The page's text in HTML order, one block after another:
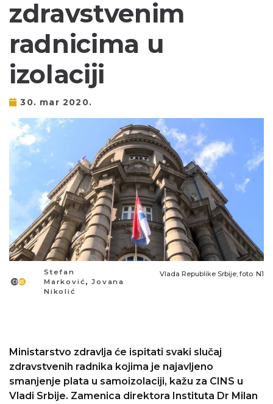
zdravstvenim
radnicima u
izolaciji
30. mar 2020.
Stefan
Marković,Jovana
Nikolić
Vlada Republike Srbije; foto: N1
Ministarstvo zdravlja će ispitati svaki slučaj
zdravstvenih radnika kojima je najavljeno
smanjenje plata u samoizolaciji, kažu za CINS u
Vladi Srbije. Zamenica direktora Instituta Dr Milan